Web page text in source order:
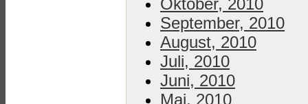
Oktober, 2010
September, 2010
August, 2010
Juli, 2010
Juni, 2010
Mai, 2010